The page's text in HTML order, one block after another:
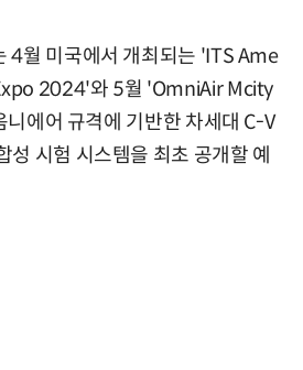
4월 미국에서 개최되는 'ITS Ame
2024'와 5월 'OmniAir Mcity
에어 규격에 기반한 차세대 C-V
성 시험 시스템을 최초 공개할 예